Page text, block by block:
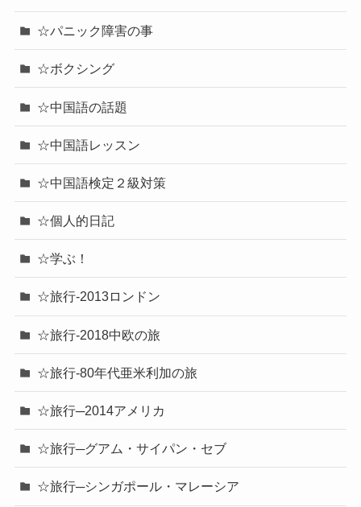
☆パニック障害の事
☆ボクシング
☆中国語の話題
☆中国語レッスン
☆中国語検定２級対策
☆個人的日記
☆学ぶ！
☆旅行-2013ロンドン
☆旅行-2018中欧の旅
☆旅行-80年代亜米利加の旅
☆旅行─2014アメリカ
☆旅行─グアム・サイパン・セブ
☆旅行─シンガポール・マレーシア